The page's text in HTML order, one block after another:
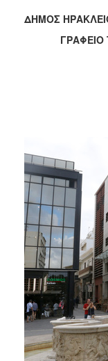
2011
2010
2006
ΤΟΠΟΣ
ΠΟΛΙΤΙΣΜΟΣ
ΔΗΜΟΣ
ΓΡΑΦΕΙΟ